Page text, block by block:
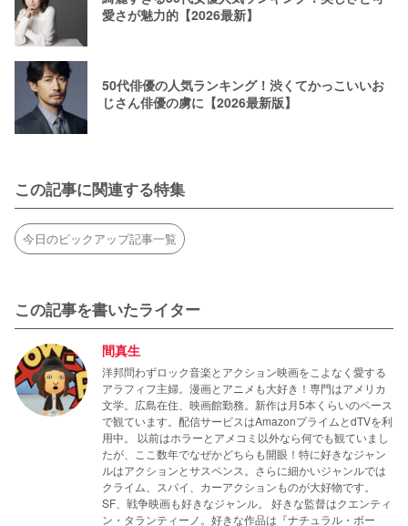
愛さが魅力的【2026最新】
50代俳優の人気ランキング！渋くてかっこいいお
じさん俳優の虜に【2026最新版】
この記事に関連する特集
今日のピックアップ記事一覧
この記事を書いたライター
間真生
洋邦問わずロック音楽とアクション映画をこよなく愛する
アラフィフ主婦。漫画とアニメも大好き！専門はアメリカ
文学。広島在住、映画館勤務。新作は月5本くらいのペース
で観ています。配信サービスはAmazonプライムとdTVを利
用中。 以前はホラーとアメコミ以外なら何でも観ていまし
たが、ここ数年でなぜかどちらも開眼！特に好きなジャン
ルはアクションとサスペンス。さらに細かいジャンルでは
クライム、スパイ、カーアクションものが大好物です。
SF、戦争映画も好きなジャンル。 好きな監督はクエンティ
ン・タランティーノ。好きな作品は『ナチュラル・ボー